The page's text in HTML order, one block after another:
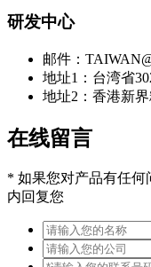
研发中心
邮件：
地址1：台湾省
地址2：香港新
在线留言
* 如果您对产品有任何
内回复您